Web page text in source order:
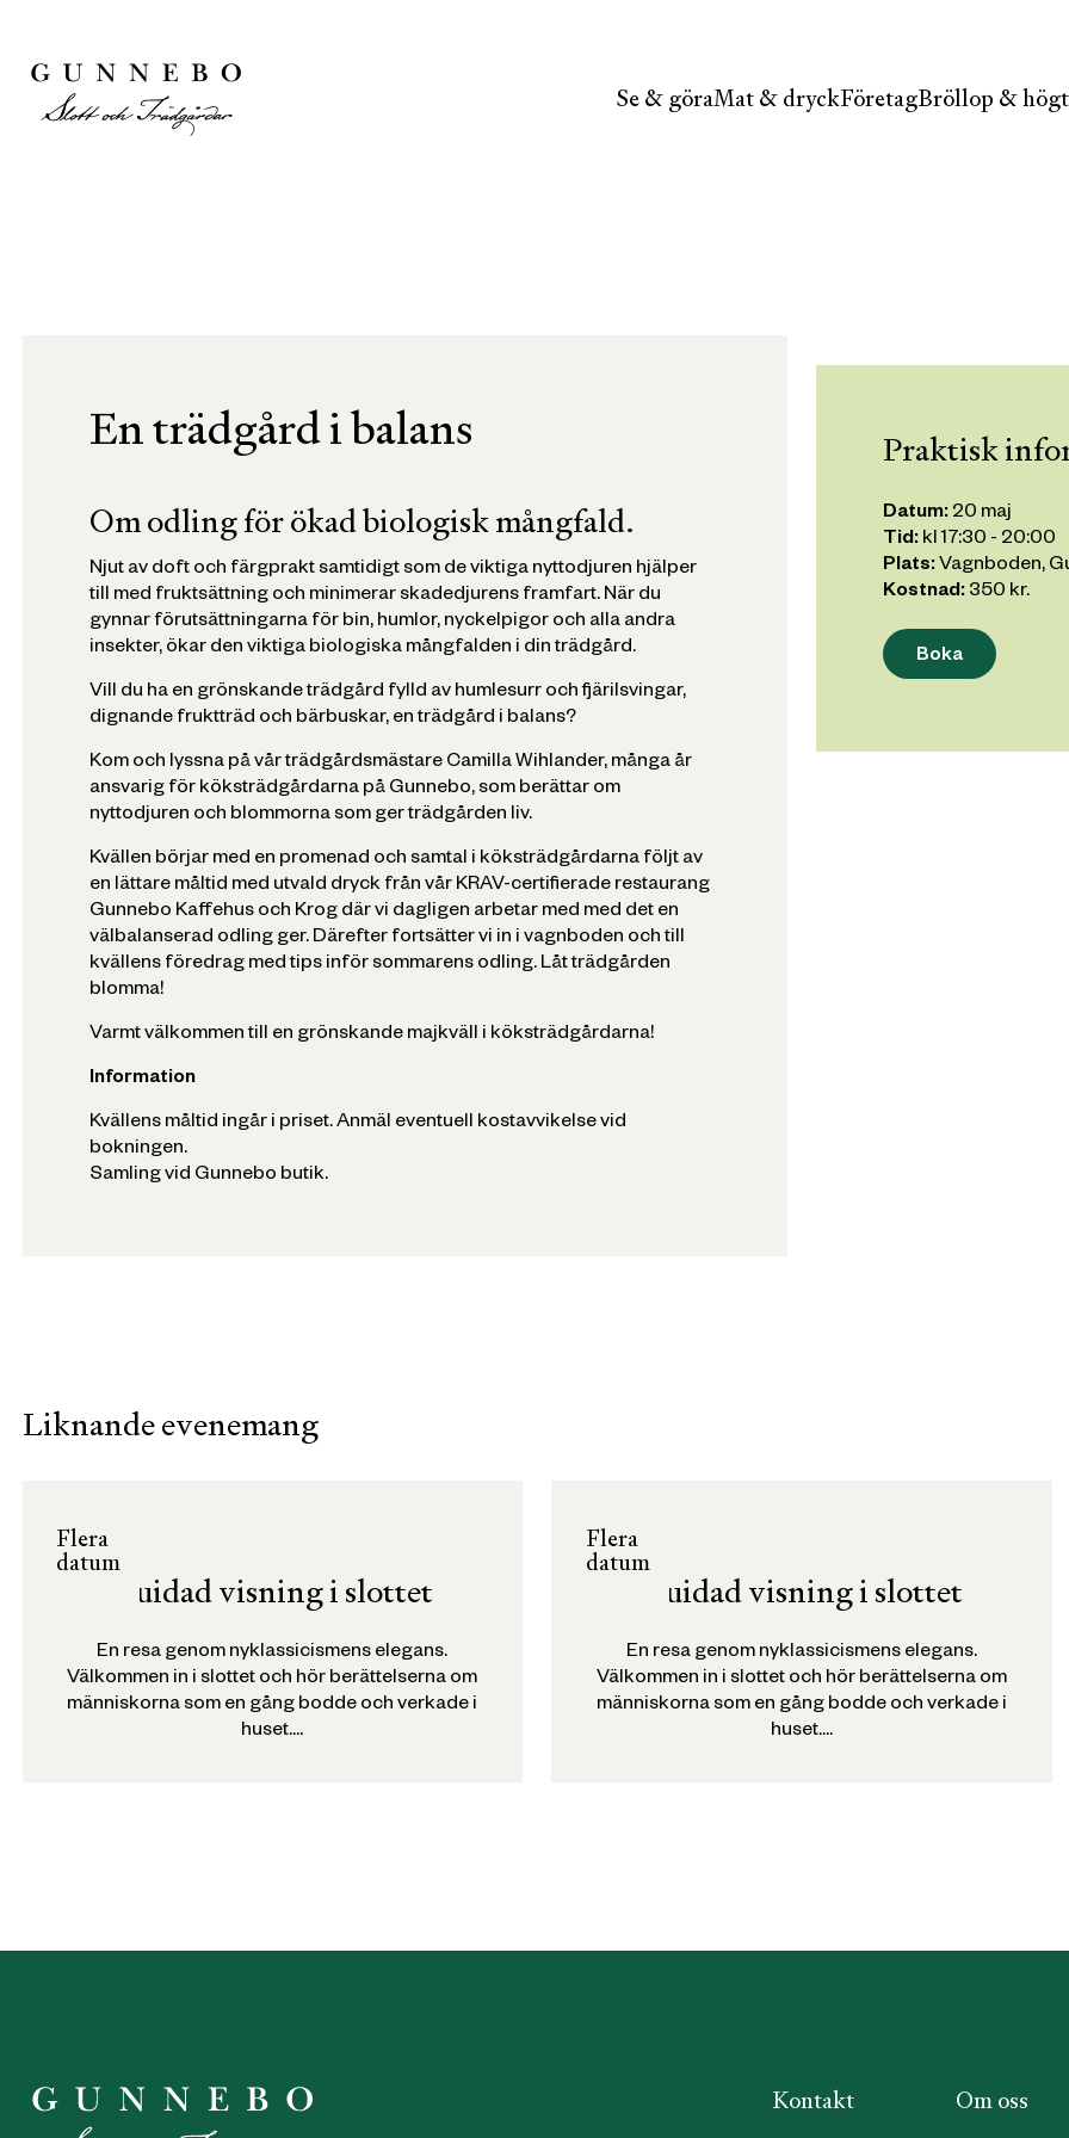
Se & göraMat & dryckFöretagBröllop &
En trädgård i balans
Om odling för ökad biologisk mångfald.
Njut av doft och färgprakt samtidigt som de viktiga nyttodjuren hjälper
till med fruktsättning och minimerar skadedjurens framfart. När du
gynnar förutsättningarna för bin, humlor, nyckelpigor och alla andra
insekter, ökar den viktiga biologiska mångfalden i din trädgård.
Vill du ha en grönskande trädgård fylld av humlesurr och fjärilsvingar,
dignande fruktträd och bärbuskar, en trädgård i balans?
Kom och lyssna på vår trädgårdsmästare Camilla Wihlander, många år
ansvarig för köksträdgårdarna på Gunnebo, som berättar om
nyttodjuren och blommorna som ger trädgården liv.
Kvällen börjar med en promenad och samtal i köksträdgårdarna följt av
en lättare måltid med utvald dryck från vår KRAV-certifierade restaurang
Gunnebo Kaffehus och Krog där vi dagligen arbetar med med det en
välbalanserad odling ger. Därefter fortsätter vi in i vagnboden och till
kvällens föredrag med tips inför sommarens odling. Låt trädgården
blomma!
Varmt välkommen till en grönskande majkväll i köksträdgårdarna!
Information
Kvällens måltid ingår i priset. Anmäl eventuell kostavvikelse vid
bokningen.
Samling vid Gunnebo butik.
Praktisk
Datum: 20 maj
Tid: kl17:30 - 20:00
Plats: Vagnboden,
Kostnad: 350 kr.
Boka
Liknande evenemang
Flera
datum
Guidad visning i slottet
En resa genom nyklassicismens elegans.
Välkommen in i slottet och hör berättelserna om
människorna som en gång bodde och verkade i
huset....
Flera
datum
Guidad visning i slottet
En resa genom nyklassicismens elegans.
Välkommen in i slottet och hör berättelserna om
människorna som en gång bodde och verkade i
huset....
Kontakt Om oss